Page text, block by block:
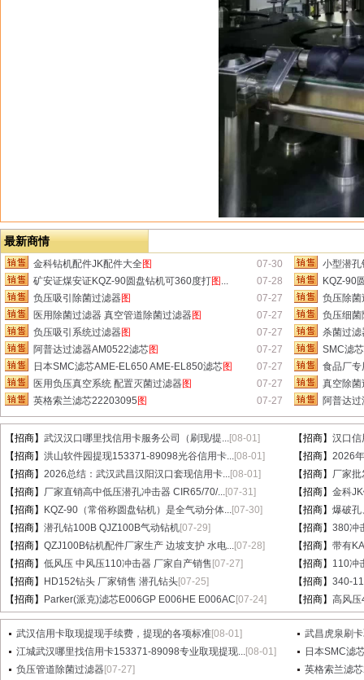
最新商情
金科钻机配件JK配件大全 图 07-30
小型潜孔
矿安证煤安证KQZ-90圆盘钻机可360度打图 ... 07-28
KQZ-90
负压吸引除菌过滤器图 07-27
负压除菌
医用除菌过滤器 真空管道除菌过滤器图 07-27
负压细菌
负压吸引系统过滤器图 07-27
杀菌过滤
阿普达过滤器AM0522滤芯图 07-27
SMC滤
日本SMC滤芯AME-EL650 AME-EL850滤芯图 07-27
食品厂
医用负压真空系统 配置灭菌过滤器图 07-27
真空除菌
英格索兰滤芯22203095 图 07-27 阿普达
【招商】 武汉汉口哪里找信用卡服务公司（刷现/提...[08-01] 【招商】 汉口信
【招商】 洪山软件园提现153371-89098光谷信用卡...[08-01] 【招商】 2026
【招商】 2026总结：武汉武昌汉阳汉口套现信用卡...[08-01] 【招商】 厂家
【招商】 厂家直销高中低压潜孔冲击器 CIR65/70/...[07-31] 【招商】 金科
【招商】
KQZ-90（常俗称圆盘钻机）是全气动分体...[07-30] 【招商】 爆破孔
【招商】 潜孔钻100B QJZ100B气动钻机[07-29] 【招商】 380冲
【招商】 QZJ100B钻机配件厂家生产 边坡支护 水电...[07-28] 【招商】 带有
【招商】 低风压 中风压110冲击器 厂家自产销售 [07-27] 【招商】 110冲
【招商】
HD152钻头 厂家销售 潜孔钻头[07-25] 【招商】 340-
【招商】
Parker(派克)滤芯E006GP E006HE E006AC [07-24] 【招商】 高风压
武汉信用卡取现提现手续费，提现的各项标准[08-01]
武昌虎泉刷
江城武汉哪里找信用卡153371-89098专业取现提现...[08-01]
日本SMC滤
负压管道除菌过滤器[07-27]
英格索兰滤